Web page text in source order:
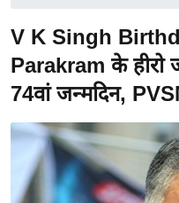
ज़ा
ख
ब
र
रा
ष्ट्री
य
V K Singh
Parakram के
74वां जन्मदिन,